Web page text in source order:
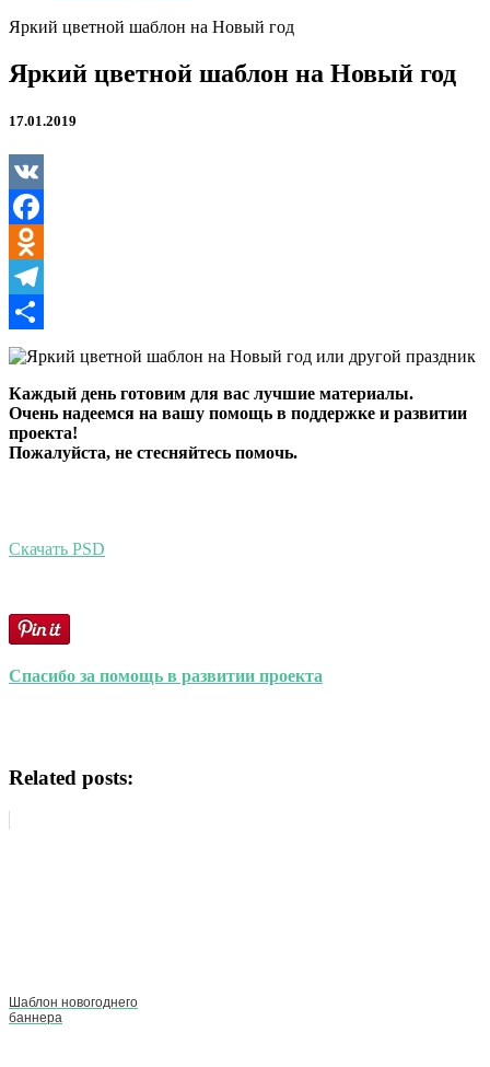
Яркий цветной шаблон на Новый год
Яркий цветной шаблон на Новый год
17.01.2019
VK
Facebook
Odnoklassniki
Telegram
Отправить
Каждый день готовим для вас лучшие материалы.
Очень надеемся на вашу помощь в поддержке и развитии
проекта!
Пожалуйста, не стесняйтесь помочь.
Скачать PSD
Спасибо за помощь в развитии проекта
Related posts:
Шаблон новогоднего
баннера